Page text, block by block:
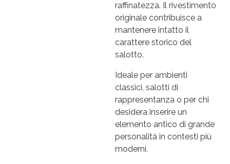
raffinatezza. Il rivestimento
originale contribuisce a
mantenere intatto il
carattere storico del
salotto.
Ideale per ambienti
classici, salotti di
rappresentanza o per chi
desidera inserire un
elemento antico di grande
personalità in contesti più
moderni.